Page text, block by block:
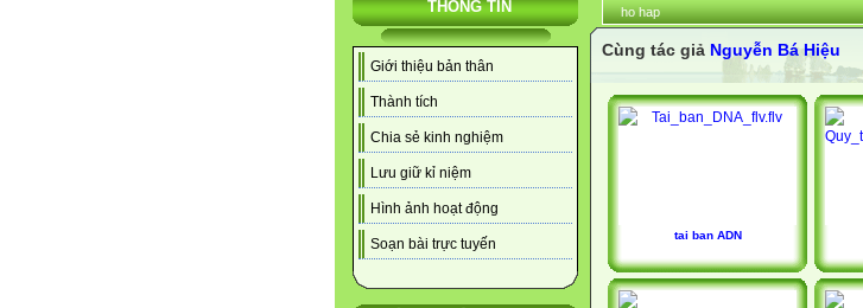
THÔNG TIN
Giới thiệu bản thân
Thành tích
Chia sẻ kinh nghiệm
Lưu giữ kỉ niệm
Hình ảnh hoạt động
Soạn bài trực tuyến
ho hap
Cùng tác giả Nguyễn Bá Hiệu
tai ban ADN